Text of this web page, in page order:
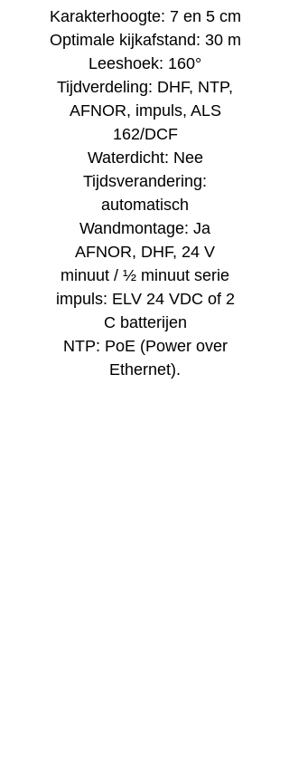
Karakterhoogte: 7 en 5 cm
Optimale kijkafstand: 30 m
Leeshoek: 160°
Tijdverdeling: DHF, NTP,
AFNOR, impuls, ALS
162/DCF
Waterdicht: Nee
Tijdsverandering:
automatisch
Wandmontage: Ja
AFNOR, DHF, 24 V
minuut / ½ minuut serie
impuls: ELV 24 VDC of 2
C batterijen
NTP: PoE (Power over
Ethernet).